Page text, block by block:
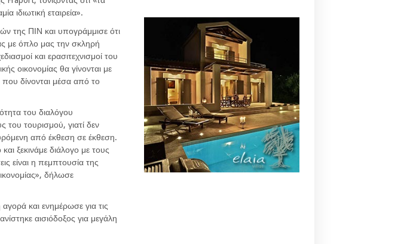
ιδιωτική εταιρεία».
της ΠΙΝ και υπογράμμισε ότι
με όπλο μας την σκληρή
και ερασιτεχνισμοί του
οικονομίας θα γίνονται με
που δίνονται μέσα από το
του διαλόγου
του τουρισμού, γιατί δεν
από έκθεση σε έκθεση.
ξεκινάμε διάλογο με τους
είναι η πεμπτουσία της
δήλωσε
και ενημέρωσε για τις
αισιόδοξος για μεγάλη